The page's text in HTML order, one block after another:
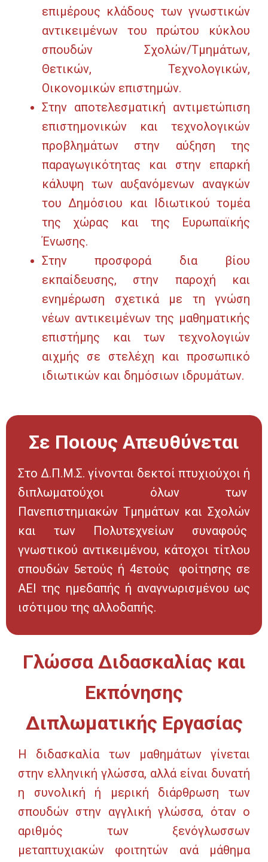
επιμέρους κλάδους των γνωστικών
αντικειμένων του πρώτου κύκλου
σπουδών Σχολών/Τμημάτων,
Θετικών, Τεχνολογικών,
Οικονομικών επιστημών.
Στην αποτελεσματική αντιμετώπιση
επιστημονικών και τεχνολογικών
προβλημάτων στην αύξηση της
παραγωγικότητας και στην επαρκή
κάλυψη των αυξανόμενων αναγκών
του Δημόσιου και Ιδιωτικού τομέα
της χώρας και της Ευρωπαϊκής
Ένωσης.
Στην προσφορά δια βίου
εκπαίδευσης, στην παροχή και
ενημέρωση σχετικά με τη γνώση
νέων αντικειμένων της μαθηματικής
επιστήμης και των τεχνολογιών
αιχμής σε στελέχη και προσωπικό
ιδιωτικών και δημόσιων ιδρυμάτων.
Σε Ποιους Απευθύνεται
Στο Δ.Π.Μ.Σ. γίνονται δεκτοί πτυχιούχοι ή
διπλωματούχοι όλων των
Πανεπιστημιακών Τμημάτων και Σχολών
και των Πολυτεχνείων συναφούς
γνωστικού αντικειμένου, κάτοχοι τίτλου
σπουδών 5ετούς ή 4ετούς φοίτησης σε
ΑΕΙ της ημεδαπής ή αναγνωρισμένου ως
ισότιμου της αλλοδαπής.
Γλώσσα Διδασκαλίας και
Εκπόνησης
Διπλωματικής Εργασίας
Η διδασκαλία των μαθημάτων γίνεται
στην ελληνική γλώσσα, αλλά είναι δυνατή
η συνολική ή μερική διάρθρωση των
σπουδών στην αγγλική γλώσσα, όταν ο
αριθμός των ξενόγλωσσων
μεταπτυχιακών φοιτητών ανά μάθημα